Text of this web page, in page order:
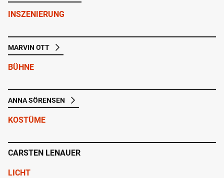
INSZENIERUNG
MARVIN OTT
BÜHNE
ANNA SÖRENSEN
KOSTÜME
CARSTEN LENAUER
LICHT